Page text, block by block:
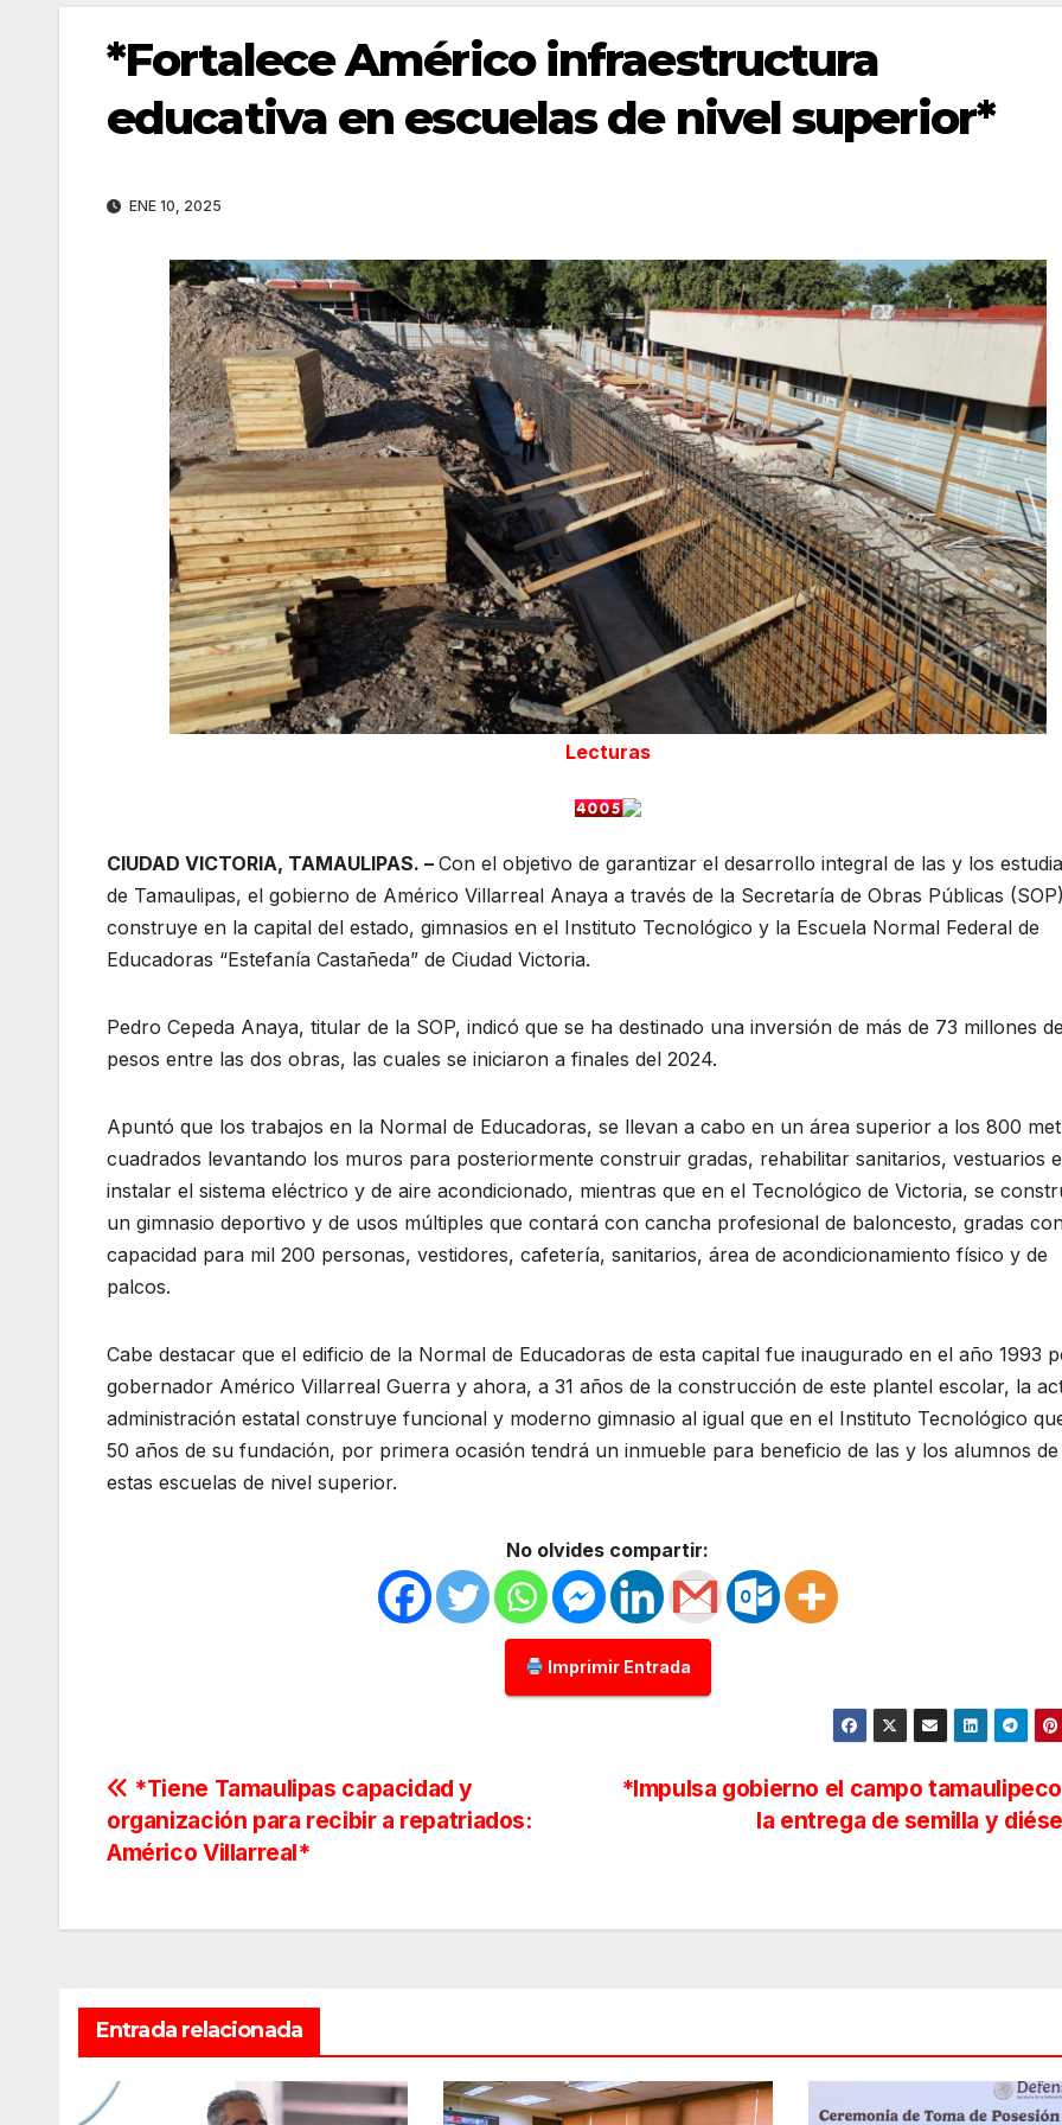
*Fortalece Américo infraestructura
educativa en escuelas de nivel superior*
ENE 10, 2025
Lecturas
CIUDAD VICTORIA, TAMAULIPAS. – Con el objetivo de garantizar el desarrollo integral de las y los
de Tamaulipas, el gobierno de Américo Villarreal Anaya a través de la Secretaría de Obras Públicas
construye en la capital del estado, gimnasios en el Instituto Tecnológico y la Escuela Normal Federal de
Educadoras “Estefanía Castañeda” de Ciudad Victoria.
Pedro Cepeda Anaya, titular de la SOP, indicó que se ha destinado una inversión de más de 73 millones de
pesos entre las dos obras, las cuales se iniciaron a finales del 2024.
Apuntó que los trabajos en la Normal de Educadoras, se llevan a cabo en un área superior a los 800
cuadrados levantando los muros para posteriormente construir gradas, rehabilitar sanitarios, vestuarios e
instalar el sistema eléctrico y de aire acondicionado, mientras que en el Tecnológico de Victoria, se
un gimnasio deportivo y de usos múltiples que contará con cancha profesional de baloncesto, gradas
capacidad para mil 200 personas, vestidores, cafetería, sanitarios, área de acondicionamiento físico y de
palcos.
Cabe destacar que el edificio de la Normal de Educadoras de esta capital fue inaugurado en el año 1993
gobernador Américo Villarreal Guerra y ahora, a 31 años de la construcción de este plantel escolar, la
administración estatal construye funcional y moderno gimnasio al igual que en el Instituto Tecnológico
50 años de su fundación, por primera ocasión tendrá un inmueble para beneficio de las y los alumnos de
estas escuelas de nivel superior.
No olvides compartir:
Imprimir Entrada
Navegación
de
*Impulsa gobierno el campo
la entrega de semilla y
*Tiene Tamaulipas capacidad y
organización para recibir a repatriados:
Américo Villarreal*
Entrada relacionada